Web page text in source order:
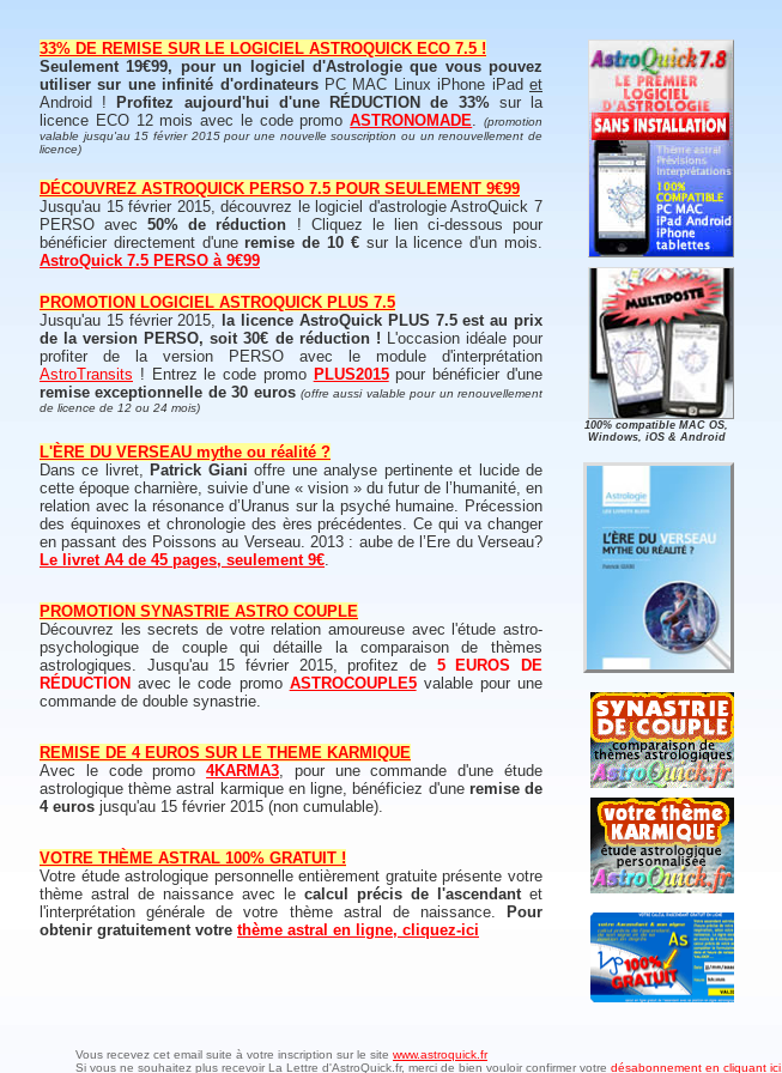
33% DE REMISE SUR LE LOGICIEL ASTROQUICK ECO 7.5 !
Seulement 19€99, pour un logiciel d'Astrologie que vous pouvez
utiliser sur une infinité d'ordinateursPC MAC Linux iPhone iPadet
Android !
Profitez aujourd'hui d'une RÉDUCTION de 33%sur la
licence ECO 12 mois avec le code promoASTRONOMADE.(promotion
valable jusqu'au 15 février 2015 pour une nouvelle souscription ou un renouvellement de
licence)
DÉCOUVREZ ASTROQUICK PERSO 7.5 POUR SEULEMENT 9€99
Jusqu'au 15 février 2015, découvrez le logiciel d'astrologie AstroQuick 7
PERSO avec50% de réduction ! Cliquez le lien ci-dessous pour
bénéficier directement d'uneremise de 10 €sur la licence d'un mois.
AstroQuick 7.5 PERSO à 9€99
PROMOTION LOGICIEL ASTROQUICK PLUS 7.5
Jusqu'au 15 février 2015,
la licence AstroQuick PLUS 7.5 est au prix
de la version PERSO, soit 30€ de réduction ! L'occasion idéale pour
profiter de la version PERSO avec le module d'interprétation
AstroTransits ! Entrez le code promo PLUS2015pour bénéficier d'une
remise exceptionnelle de 30 euros (offre aussi valable pour un renouvellement
de licence de 12 ou 24 mois)
L'ÈRE DU VERSEAU mythe ou réalité ?
Dans ce livret, Patrick Giani offre une analyse pertinente et lucide de
cette époque charnière, suivie d’une « vision » du futur de l’humanité, en
relation avec la résonance d’Uranus sur la psyché humaine. Précession
des équinoxes et chronologie des ères précédentes. Ce qui va changer
en passant des Poissons au Verseau. 2013 : aube de l’Ere du Verseau?
Le livret A4 de 45 pages, seulement 9€.
PROMOTION SYNASTRIE ASTRO COUPLE
Découvrez les secrets de votre relation amoureuse avec l'étude astro-
psychologique de couple qui détaille la comparaison de thèmes
astrologiques. Jusqu'au 15 février 2015, profitez de 5 EUROS DE
RÉDUCTION avec le code promo ASTROCOUPLE5valable pour une
commande de double synastrie.
REMISE DE 4 EUROS SUR LE THEME KARMIQUE
Avec le code promo4KARMA3, pour une commande d'une étude
astrologique thème astral karmique en ligne, bénéficiez d'une remise de
4 euros jusqu'au 15 février 2015 (non cumulable).
VOTRE THÈME ASTRAL 100% GRATUIT !
Votre étude astrologique personnelle entièrement gratuite présente votre
thème astral de naissance avec le calcul précis de l'ascendantet
l'interprétation générale de votre thème astral de naissance.
Pour
obtenir gratuitement votre thème astral en ligne, cliquez-ici
100% compatible MAC OS,
Windows, iOS & Android
Vous recevez cet email suite à votre inscription sur le site www.astroquick.fr
Si vous ne souhaitez plus recevoir La Lettre d'AstroQuick.fr, merci de bien vouloir confirmer votre désabonnement en cliquant ici